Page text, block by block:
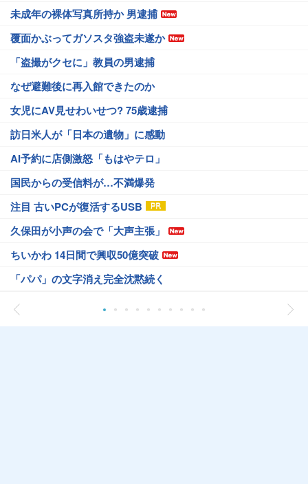
未成年の裸体写真所持か 男逮捕
覆面かぶってガソスタ強盗未遂か
「盗撮がクセに」教員の男逮捕
なぜ避難後に再入館できたのか
女児にAV見せわいせつ? 75歳逮捕
訪日米人が「日本の遺物」に感動
AI予約に店側激怒「もはやテロ」
国民からの受信料が…不満爆発
注目 古いPCが復活するUSB
久保田が小声の会で「大声主張」
ちいかわ 14日間で興収50億突破
「パパ」の文字消え完全沈黙続く